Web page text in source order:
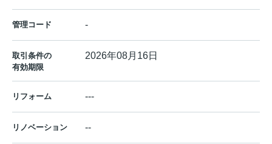
管理コード -
取引条件の
有効期限
2026年08月16日
リフォーム ---
リノベーション --